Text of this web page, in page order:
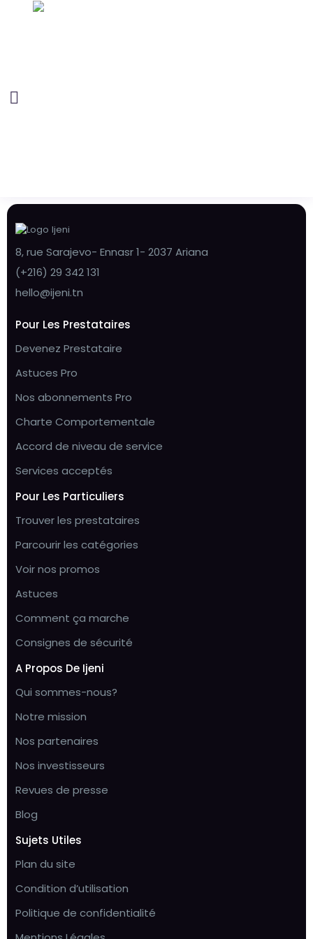
8, rue Sarajevo- Ennasr 1- 2037 Ariana
(+216) 29 342 131
hello@ijeni.tn
Pour Les Prestataires
Devenez Prestataire
Astuces Pro
Nos abonnements Pro
Charte Comportementale
Accord de niveau de service
Services acceptés
Pour Les Particuliers
Trouver les prestataires
Parcourir les catégories
Voir nos promos
Astuces
Comment ça marche
Consignes de sécurité
A Propos De Ijeni
Qui sommes-nous?
Notre mission
Nos partenaires
Nos investisseurs
Revues de presse
Blog
Sujets Utiles
Plan du site
Condition d’utilisation
Politique de confidentialité